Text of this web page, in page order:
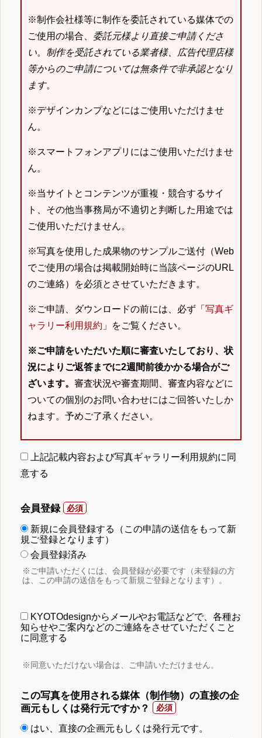
※制作会社様等に制作を委託されている媒体での
ご使用の場合、 委託元様より直接ご申請くださ
い。 制作を受託されている業者様、広告代理店様
等からのご申請については無条件で非承認となり
ます。
※デザインカンプなどにはご使用いただけませ
ん。
※スマートフォンアプリにはご使用いただけませ
ん。
※当サイトとコンテンツが重複・競合するサイ
ト、その他当事務局が不適切と判断した用途では
ご使用いただけません。
※写真を使用した成果物のサンプルご送付（Web
でご使用の場合は掲載開始時に当該ページのURL
のご連絡）を必須とさせていただきます。
※ご申請、ダウンロードの前には、必ず「 写真ギ
ャラリー利用規約 」をご覧ください。
※ご申請をいただいた順に審査いたしており、状
況によりご返答までに2週間前後かかる場合がご
ざいます。 審査状況や審査期間、審査内容などに
ついての個別のお問い合わせにはご回答いたしか
ねます。予めご了承ください。
上記記載内容および写真ギャラリー利用規約に同
意する
会員登録
新規に会員登録する（この申請の送信をもって新
規ご登録となります）
会員登録済み
※ご申請いただくには、会員登録が必要です（未登録の方
は、この申請の送信をもって新規ご登録となります）。
KYOTOdesignからメールやお電話などで、各種お
知らせやご案内などのご連絡をさせていただくこと
に同意する
※同意いただけない場合は、ご申請いただけません。
この写真を使用される媒体（制作物）の直接の企
画元もしくは発行元ですか？
はい、直接の企画元もしくは発行元です。